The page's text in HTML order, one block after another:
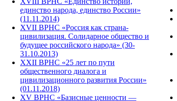
единство народа, единство России»
(11.11.2014)
XVII ВРНС «Россия как страна-
цивилизация. Солидарное общество и
будущее российского народа» (30-
31.10.2013)
XXII ВРНС «25 лет по пути
общественного диалога и
цивилизационного развития России»
(01.11.2018)
XV ВРНС «Базисные ценности —